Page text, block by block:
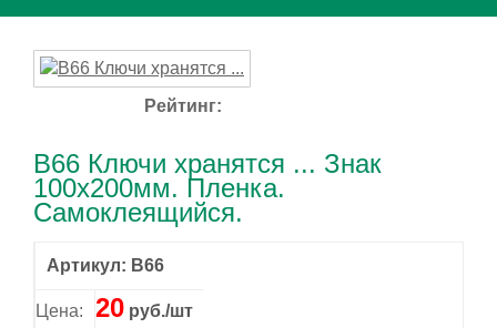
Рейтинг:
B66 Ключи хранятся ... Знак
100x200мм. Пленка.
Самоклеящийся.
Артикул: B66
Цена: 20 руб./шт